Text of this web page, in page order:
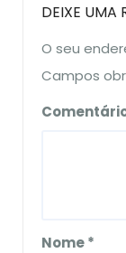
DEIXE UMA
O seu
Campos
Nome*